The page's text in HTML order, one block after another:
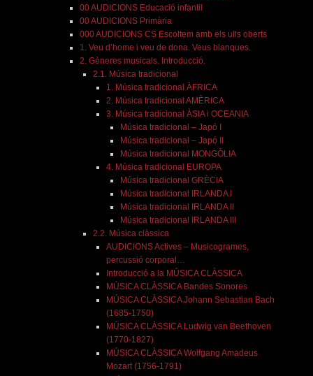
00 AUDICIONS Educació infantil
00 AUDICIONS Primària
000 AUDICIONS CS Escoltem amb els ulls oberts
1. Veu d’home i veu de dona. Veus blanques.
2. Gèneres musicals. Introducció.
2.1. Música tradicional
1. Música tradicional ÀFRICA
2. Música tradicional AMÈRICA
3. Música tradicional ÀSIA i OCEANIA
Música tradicional – Japó I
Música tradicional – Japó II
Música tradicional MONGÒLIA
4. Música tradicional EUROPA
Música tradicional GRÈCIA
Música tradicional IRLANDA I
Música tradicional IRLANDA II
Música tradicional IRLANDA III
2.2. Música clàssica
AUDICIONS Actives – Musicogrames,
percussió corporal…
Introducció a la MÚSICA CLÀSSICA
MÚSICA CLÀSSICA Bandes Sonores
MÚSICA CLÀSSICA Johann Sebastian Bach
(1685-1750)
MÚSICA CLÀSSICA Ludwig van Beethoven
(1770-1827)
MÚSICA CLÀSSICA Wolfgang Amadeus
Mozart (1756-1791)